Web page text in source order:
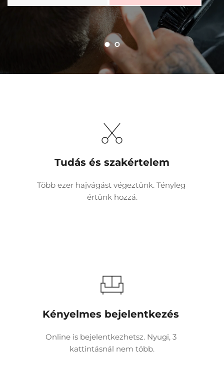
Tudás és szakértelem
Több ezer hajvágást végeztünk. Tényleg
értünk hozzá.
Kényelmes bejelentkezés
Online is bejelentkezhetsz. Nyugi, 3
kattintásnál nem több.